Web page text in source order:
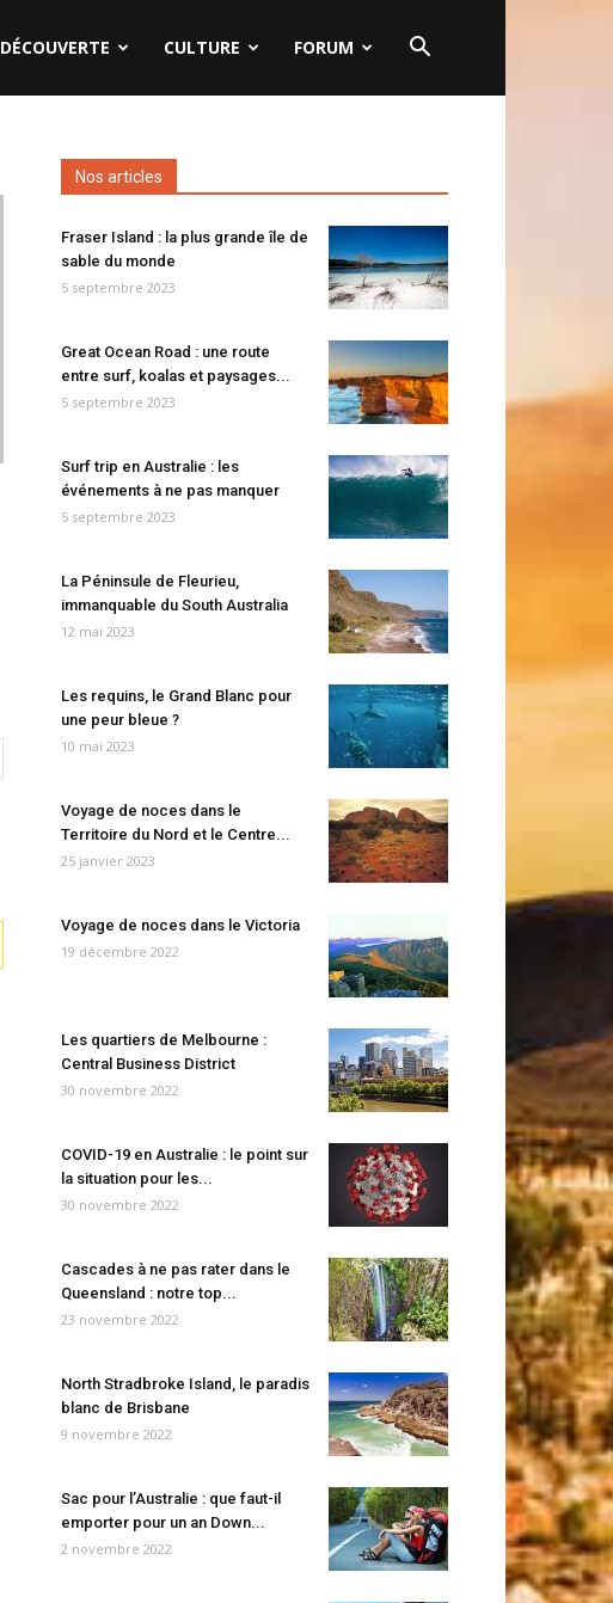
DÉCOUVERTE CULTURE FORUM
Nos articles
Fraser Island : la plus grande île de
sable du monde
5 septembre 2023
Great Ocean Road : une route
entre surf, koalas et paysages...
5 septembre 2023
Surf trip en Australie : les
événements à ne pas manquer
5 septembre 2023
La Péninsule de Fleurieu,
immanquable du South Australia
12 mai 2023
Les requins, le Grand Blanc pour
une peur bleue ?
10 mai 2023
Voyage de noces dans le
Territoire du Nord et le Centre...
25 janvier 2023
Voyage de noces dans le Victoria
19 décembre 2022
Les quartiers de Melbourne :
Central Business District
30 novembre 2022
COVID-19 en Australie : le point sur
la situation pour les...
30 novembre 2022
Cascades à ne pas rater dans le
Queensland : notre top...
23 novembre 2022
North Stradbroke Island, le paradis
blanc de Brisbane
9 novembre 2022
Sac pour l’Australie : que faut-il
emporter pour un an Down...
2 novembre 2022